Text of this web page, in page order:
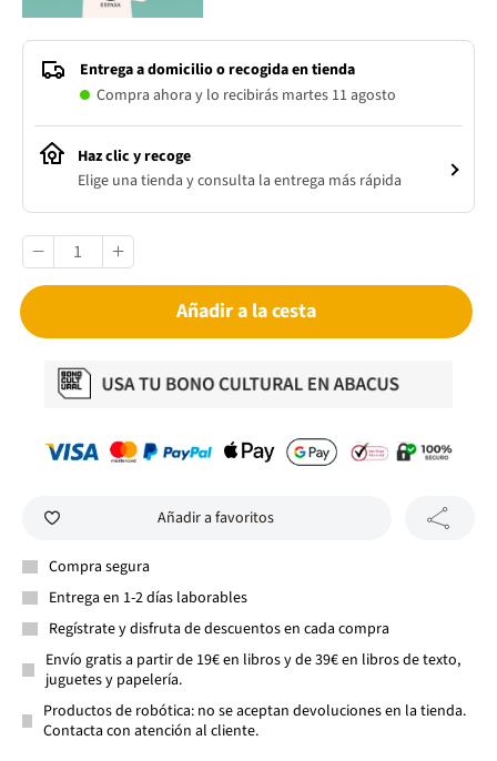
Entrega a domicilio o recogida en tienda
Compra ahora y lo recibirás martes 11 agosto
Haz clic y recoge
Elige una tienda y consulta la entrega más rápida
Añadir a la cesta
Añadir a favoritos
Compra segura
Entrega en 1-2 días laborables
Regístrate y disfruta de descuentos en cada compra
Envío gratis a partir de 19€ en libros y de 39€ en libros de texto,
juguetes y papelería.
Productos de robótica: no se aceptan devoluciones en la tienda.
Contacta con atención al cliente.